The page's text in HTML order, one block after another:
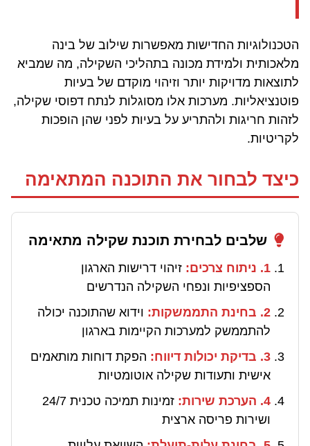
הטכנולוגיות החדישות מאפשרות שילוב של בינה
מלאכותית ולמידת מכונה בתהליכי השקילה, מה שמביא
לתוצאות מדויקות יותר וזיהוי מוקדם של בעיות
פוטנציאליות. מערכות אלו מסוגלות לנתח דפוסי שקילה,
לזהות חריגות ולהתריע על בעיות לפני שהן הופכות
לקריטיות.
כיצד לבחור את התוכנה המתאימה
שלבים לבחירת תוכנת שקילה מתאימה
1. ניתוח צרכים:
זיהוי דרישות הארגון
הספציפיות ונפחי השקילה הנדרשים
2. בחינת התממשקות:
וידוא שהתוכנה יכולה
להתממשק למערכות הקיימות בארגון
3. בדיקת יכולות דיווח:
הפקת דוחות מותאמים
אישית ותעודות שקילה אוטומטיות
4. הערכת שירות:
זמינות תמיכה טכנית 24/7
ושירות פריסה ארצית